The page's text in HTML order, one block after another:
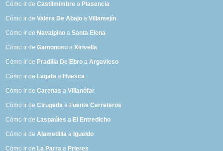
Cómo ir deCastilmimbre a Plasencia
Cómo ir deValera De Abajo aVillamejín
Cómo ir de Navalpino aSanta Elena
Cómo ir deGamonoso aXirivella
Cómo ir de Pradilla De Ebro aArgavieso
Cómo ir de Lagata a Huesca
Cómo ir deCarenas aVillanófar
Cómo ir deCirugeda a Fuente Carreteros
Cómo ir de Laspaúles a El Entredicho
Cómo ir deAlamedilla a Igueldo
Cómo ir de La Parra a Prieres